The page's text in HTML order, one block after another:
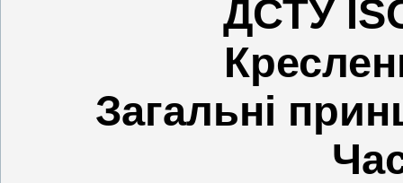
ДСТУ
Загальні